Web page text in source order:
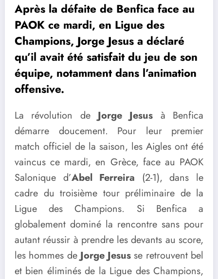
Après la défaite de Benfica face au
PAOK ce mardi, en Ligue des
Champions, Jorge Jesus a déclaré
qu’il avait été satisfait du jeu de son
équipe, notamment dans l’animation
offensive.
La révolution deJorge Jesus à Benfica
démarre doucement. Pour leur premier
match officiel de la saison, les Aigles ont été
vaincus ce mardi, en Grèce, face au PAOK
Salonique d’Abel Ferreira (2-1), dans le
cadre du troisième tour préliminaire de la
Ligue des Champions. Si Benfica a
globalement dominé la rencontre sans pour
autant réussir à prendre les devants au score,
les hommes deJorge Jesus se retrouvent bel
et bien éliminés de la Ligue des Champions,